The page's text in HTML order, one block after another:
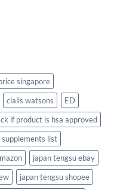
singapore
cialis watsons
ED
if product is hsa approved
supplements list
japan tengsu ebay
japan tengsu shopee